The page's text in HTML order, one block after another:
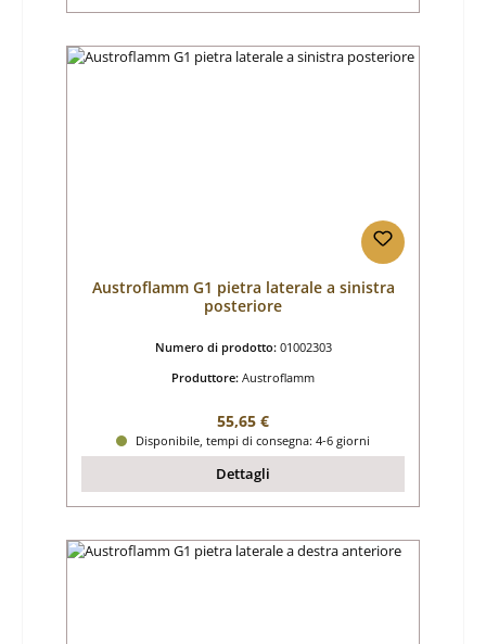
Austroflamm G1 pietra laterale a sinistra
posteriore
Numero di prodotto: 01002303
Produttore: Austroflamm
Prezzo normale:
55,65 €
Disponibile, tempi di consegna: 4-6 giorni
Dettagli